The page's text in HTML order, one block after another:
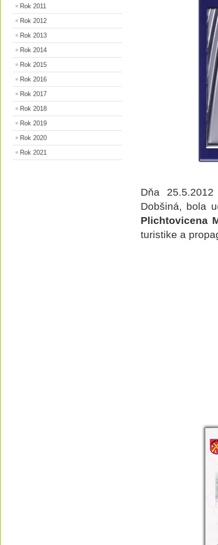
Rok 2011
Rok 2012
Rok 2013
Rok 2014
Rok 2015
Rok 2016
Rok 2017
Rok 2018
Rok 2019
Rok 2020
Rok 2021
Dňa
Dobšiná, bola
Plichtovicena
turistike a